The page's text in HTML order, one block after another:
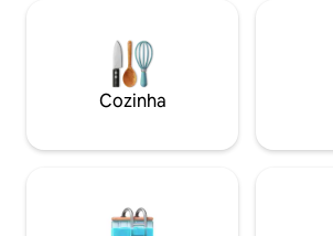
Sélestat, a 20 minutos de Haut-
Kœnigsbourg, a 15 minutos de Colmar.
Ideal para a Rota do Vinho, famílias e
viajantes em trabalho.
Cozinha